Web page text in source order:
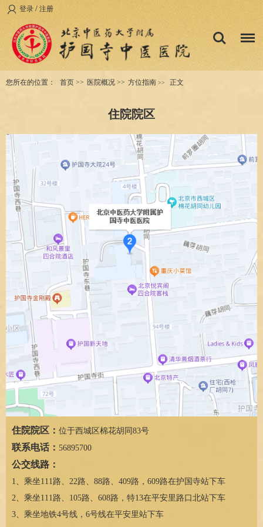
登录 / 注册
您所在的位置： 首页 >> 医院概况 >> 方位指南 >> 正文
住院院区
住院院区： 位于西城区棉花胡同83号
联系电话： 56895700
公交线路：
1、乘坐111路、22路、88路、409路，609路在护国寺站下车
2、乘坐111路、105路、608路，特13在平安里路口北站下车
3、乘坐地铁4号线，6号线在平安里站下车